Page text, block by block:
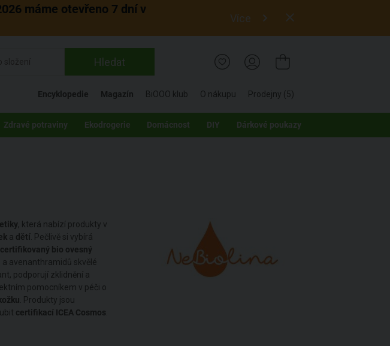
máme otevřeno 7 dní v
Více
Hledat
Encyklopedie Magazín BiOOO klub O nákupu Prodejny (5)
Zdravé potraviny Ekodrogerie Domácnost DIY Dárkové poukazy
, která nabízí produkty v
a dětí . Pečlivě si vybírá
certifikovaný bio ovesný
a avenanthramidů skvělé
podporují zklidnění a
pomocníkem v péči o
. Produkty jsou
certifikací ICEA Cosmos